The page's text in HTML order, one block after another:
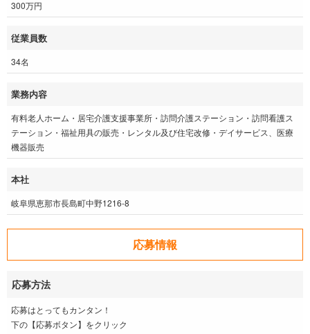
300万円
従業員数
34名
業務内容
有料老人ホーム・居宅介護支援事業所・訪問介護ステーション・訪問看護ス
テーション・福祉用具の販売・レンタル及び住宅改修・デイサービス、医療
機器販売
本社
岐阜県恵那市長島町中野1216-8
応募情報
応募方法
応募はとってもカンタン！
下の【応募ボタン】をクリック